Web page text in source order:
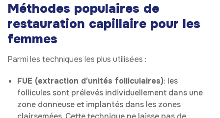
Méthodes populaires de
restauration capillaire pour les
femmes
Parmi les techniques les plus utilisées :
FUE (extraction d’unités folliculaires): les
follicules sont prélevés individuellement dans une
zone donneuse et implantés dans les zones